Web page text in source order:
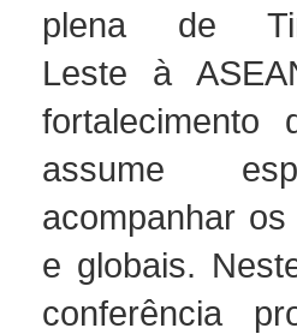
plena de
Leste à
fortalecimento
assume
acompanhar
e globais.
conferência